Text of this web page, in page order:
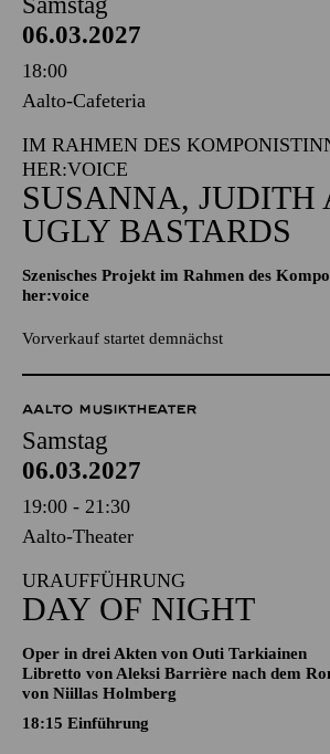
AALTO MUSIKTHEATER
Samstag
06.03.2027
18:00
Aalto-Cafeteria
IM RAHMEN DES
HER:VOICE
SUSANNA, JUDITH
UGLY BASTARDS
Szenisches Projekt im Rahmen des
Vorverkauf startet demnächst
AALTO MUSIKTHEATER
Samstag
06.03.2027
19:00 - 21:30
Aalto-Theater
URAUFFÜHRUNG
DAY OF NIGHT
Oper in drei Akten von Outi Tarkiainen